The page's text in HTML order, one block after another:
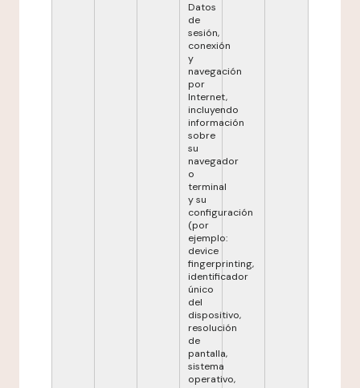
Datos
de
sesión,
conexión
y
navegación
por
Internet,
incluyendo
información
sobre
su
navegador
o
terminal
y su
configuración
(por
ejemplo:
device
fingerprinting,
identificador
único
del
dispositivo,
resolución
de
pantalla,
sistema
operativo,